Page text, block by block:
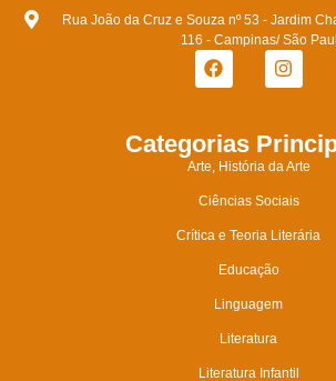
Rua João da Cruz e Souza nº 53 - Jardim
116 - Campinas/ São
Categorias
Arte, História da Arte
Ciências Sociais
Crítica e Teoria Literária
Educação
Linguagem
Literatura
Literatura Infantil